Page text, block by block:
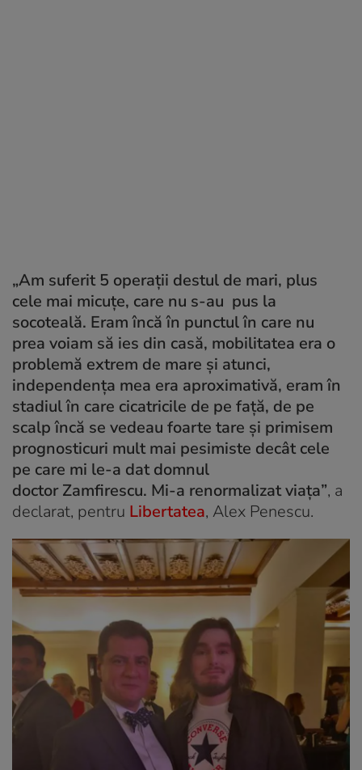
„Am suferit5 operații destul de mari, plus
cele mai micuțe, care nu s-au pus la
socoteală. Eram încă în punctul în care nu
prea voiam să ies din casă, mobilitatea era o
problemă extrem de mare și atunci,
independența mea era aproximativă, eram în
stadiul în care cicatricile de pe față, de pe
scalp încă se vedeau foarte tare și primisem
prognosticuri mult mai pesimiste decât cele
pe care mi le-a dat domnul
doctorZamfirescu. Mi-a renormalizat viața”, a
declarat, pentru Libertatea, Alex Penescu.